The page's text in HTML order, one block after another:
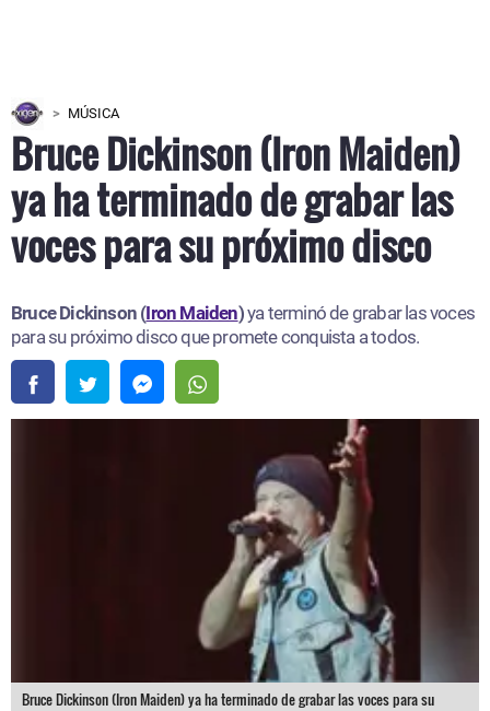
MÚSICA
Bruce Dickinson (Iron Maiden)
ya ha terminado de grabar las
voces para su próximo disco
Bruce Dickinson (Iron Maiden)ya terminó de grabar las voces
para su próximo disco que promete conquista a todos.
Bruce Dickinson (Iron Maiden) ya ha terminado de grabar las voces para su